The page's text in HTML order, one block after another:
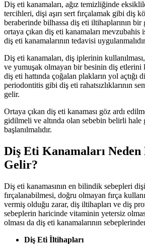
Diş eti kanamaları, ağız temizliğinde
tercihleri, dişi aşırı sert fırçalamak gibi diş
beraberinde bilhassa diş eti iltihaplarının bir
ortaya çıkan diş eti kanamaları
diş eti kanamalarının tedavisi
Diş eti kanamaları, diş iplerinin
ve yumuşak olmayan bir besinin diş etlerini
diş eti hattında çoğalan plakların yol açtığı
periodontitis gibi diş eti rahatsızlıklarının
gelir.
Ortaya çıkan diş eti kanaması göz ardı
gidilmeli ve altında olan sebebin belirli
başlanılmalıdır.
Diş Eti Kanamaları Neden
Gelir?
Diş eti kanamasının en bilindik sebepleri
fırçalanabilmesi, doğru olmayan fırça
vermiş olduğu zarar, diş iltihapları ve diş
sebeplerin haricinde vitaminin yetersiz
olması da diş eti kanamalarının
Diş Eti İltihapları